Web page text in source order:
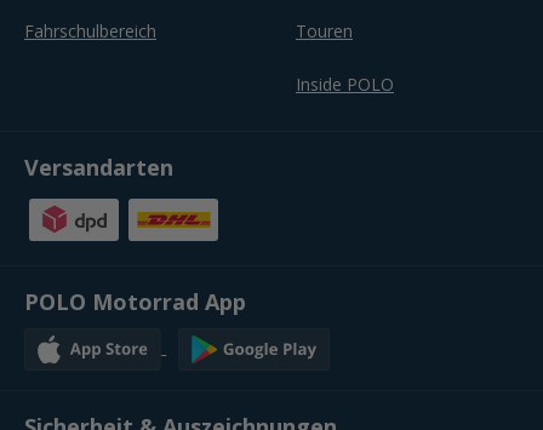
Fahrschulbereich Touren
Inside POLO
Versandarten
POLO Motorrad App